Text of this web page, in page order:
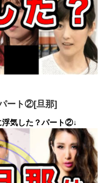
ート②[旦那]
浮気した？パート②↓